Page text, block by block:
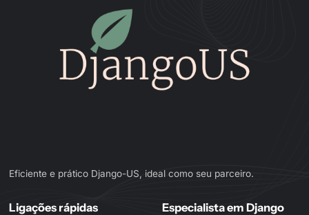
Eficiente e prático Django-US, ideal como seu parceiro.
Ligações rápidas Especialista em Django